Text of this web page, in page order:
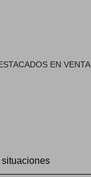
EN VENTA
situaciones